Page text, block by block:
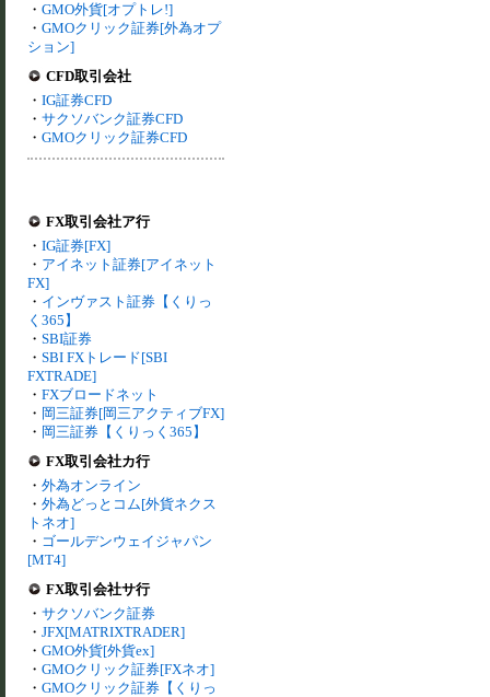
・ GMO外貨[オプトレ!]
・ GMOクリック証券[外為オプ
ション]
CFD取引会社
・ IG証券CFD
・ サクソバンク証券CFD
・ GMOクリック証券CFD
FX取引会社ア行
・ IG証券[FX]
・ アイネット証券[アイネット
FX]
・ インヴァスト証券【くりっ
く365】
・ SBI証券
・ SBI FXトレード[SBI
FXTRADE]
・ FXブロードネット
・ 岡三証券[岡三アクティブFX]
・ 岡三証券【くりっく365】
FX取引会社カ行
・ 外為オンライン
・ 外為どっとコム[外貨ネクス
トネオ]
・ ゴールデンウェイジャパン
[MT4]
FX取引会社サ行
・ サクソバンク証券
・ JFX[MATRIXTRADER]
・ GMO外貨[外貨ex]
・ GMOクリック証券[FXネオ]
・ GMOクリック証券【くりっ